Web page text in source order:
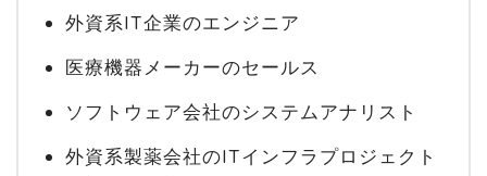
外資系IT企業のエンジニア
医療機器メーカーのセールス
ソフトウェア会社のシステムアナリスト
外資系製薬会社のITインフラプロジェクト